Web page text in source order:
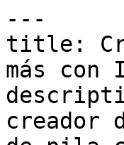
---
title:
más con
creador